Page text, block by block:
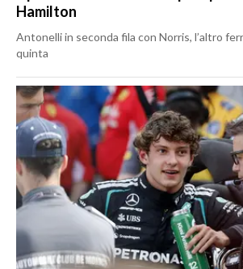
Hamilton
Antonelli in seconda fila con Norris, l’altro
quinta